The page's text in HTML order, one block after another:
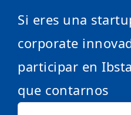
Si eres una
corporate
participar en
que contarnos